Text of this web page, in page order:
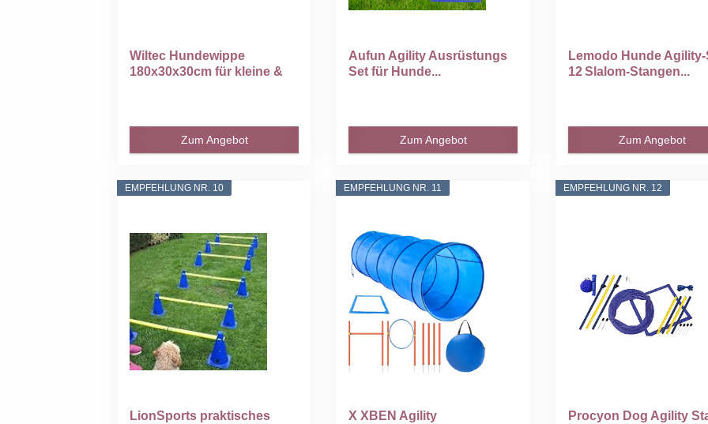
Wiltec Hundewippe
180x30x30cm für kleine &
Zum Angebot
Aufun Agility Ausrüstungs
Set für Hunde...
Zum Angebot
Lemodo Hunde
12 Slalom‑Stangen...
Zum Angebot
EMPFEHLUNG NR. 10
LionSports praktisches
EMPFEHLUNG NR. 11
X XBEN Agility
EMPFEHLUNG NR. 12
Procyon Dog Agility